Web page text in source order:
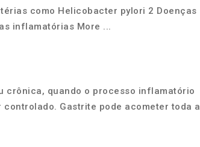
como Helicobacter pylori 2 Doenças
inflamatórias More ...
crônica, quando o processo inflamatório
Gastrite pode acometer toda a